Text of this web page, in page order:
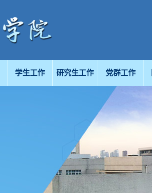
学生工作 研究生工作 党群工作